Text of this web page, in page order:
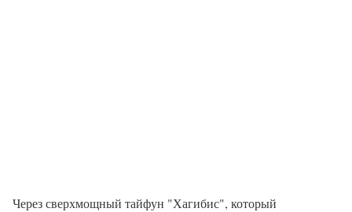
Через сверхмощный тайфун "Хагибис", который